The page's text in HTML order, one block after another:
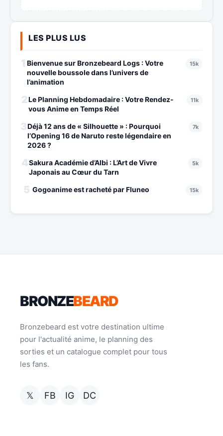
LES PLUS LUS
1 Bienvenue sur Bronzebeard Logs : Votre
nouvelle boussole dans l’univers de
l’animation
15k
2Le Planning Hebdomadaire : Votre Rendez-
vous Anime en Temps Réel
11k
3Déjà 12 ans de « Silhouette » : Pourquoi
l’Opening 16 de Naruto reste légendaire en
2026 ?
7k
4Sakura Académie d’Albi : L’Art de Vivre
Japonais au Cœur du Tarn
5k
5 Gogoanime est racheté par Fluneo 15k
BRONZEBEARD
Bronzebeard est votre destination ultime
pour l'actualité anime, le planning des
sorties et un catalogue complet pour tous
les fans.
𝕏 FB IG DC